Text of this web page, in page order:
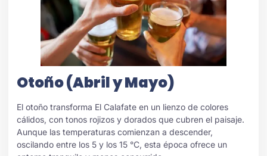
Otoño (Abril y Mayo)
El otoño transforma El Calafate en un lienzo de colores
cálidos, con tonos rojizos y dorados que cubren el paisaje.
Aunque las temperaturas comienzan a descender,
oscilando entre los 5 y los 15 °C, esta época ofrece un